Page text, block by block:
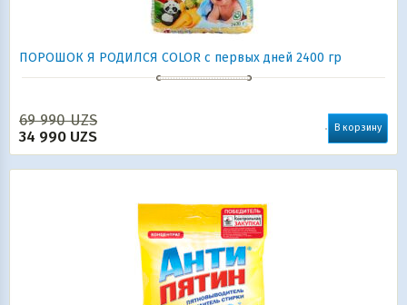
ПОРОШОК Я РОДИЛСЯ COLOR с первых дней 2400 гр
69 990UZS
34 990 UZS В корзину